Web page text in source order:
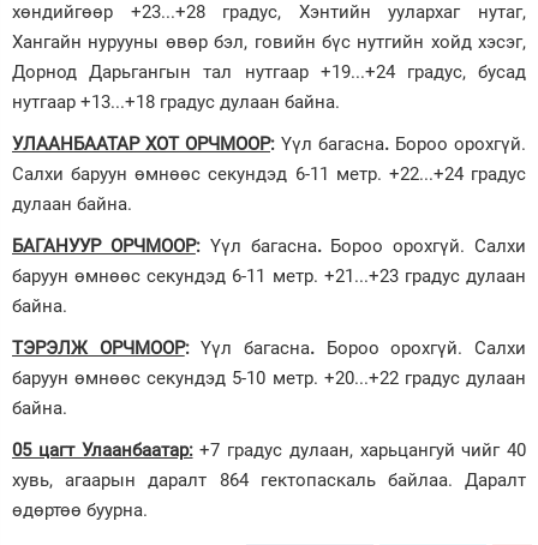
хөндийгөөр +23...+28 градус, Хэнтийн уулархаг нутаг,
Хангайн нурууны өвөр бэл, говийн бүс нутгийн хойд хэсэг,
Дорнод Дарьгангын тал нутгаар +19...+24 градус, бусад
нутгаар +13...+18 градус дулаан байна.
УЛААНБААТАР ХОТ ОРЧМООР: Үүл багасна. Бороо орохгүй.
Салхи баруун өмнөөс секундэд 6-11 метр. +22...+24 градус
дулаан байна.
БАГАНУУР ОРЧМООР: Үүл багасна. Бороо орохгүй. Салхи
баруун өмнөөс секундэд 6-11 метр. +21...+23 градус дулаан
байна.
ТЭРЭЛЖ ОРЧМООР:Үүл багасна. Бороо орохгүй. Салхи
баруун өмнөөс секундэд 5-10 метр. +20...+22 градус дулаан
байна.
05 цагт Улаанбаатар:+7 градус дулаан, харьцангуй чийг 40
хувь, агаарын даралт 864 гектопаскаль байлаа. Даралт
өдөртөө буурна.